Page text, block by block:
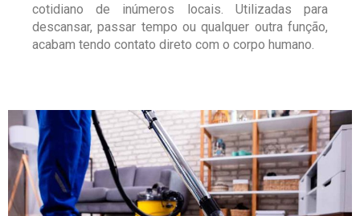
cotidiano de inúmeros locais. Utilizadas para
descansar, passar tempo ou qualquer outra função,
acabam tendo contato direto com o corpo humano.